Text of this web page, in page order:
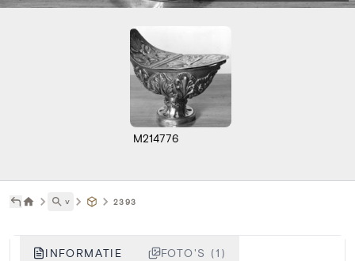
M214776
˅ 2393
INFORMATIE FOTO'S (1)